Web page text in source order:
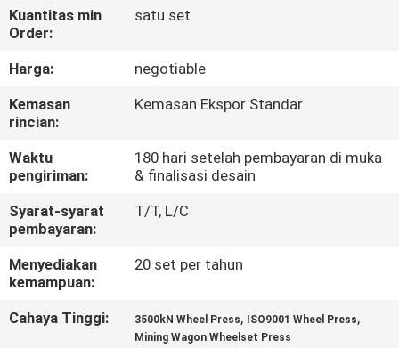
KONTROL
KUALITAS
HUBUNGI
KAMI
PERMINTAAN
PENAWARAN
SITEMAP
PRIVACY
Kuantitas min
Order:
satu set
Harga:
negotiable
Kemasan
rincian:
Kemasan Ekspor Standar
Waktu
pengiriman:
180 hari setelah pembayaran di muka
& finalisasi desain
Syarat-syarat
pembayaran:
T/T, L/C
Menyediakan
kemampuan:
20 set per tahun
Cahaya Tinggi: 3500kN Wheel Press, ISO9001 Wheel Press,
Mining Wagon Wheelset Press